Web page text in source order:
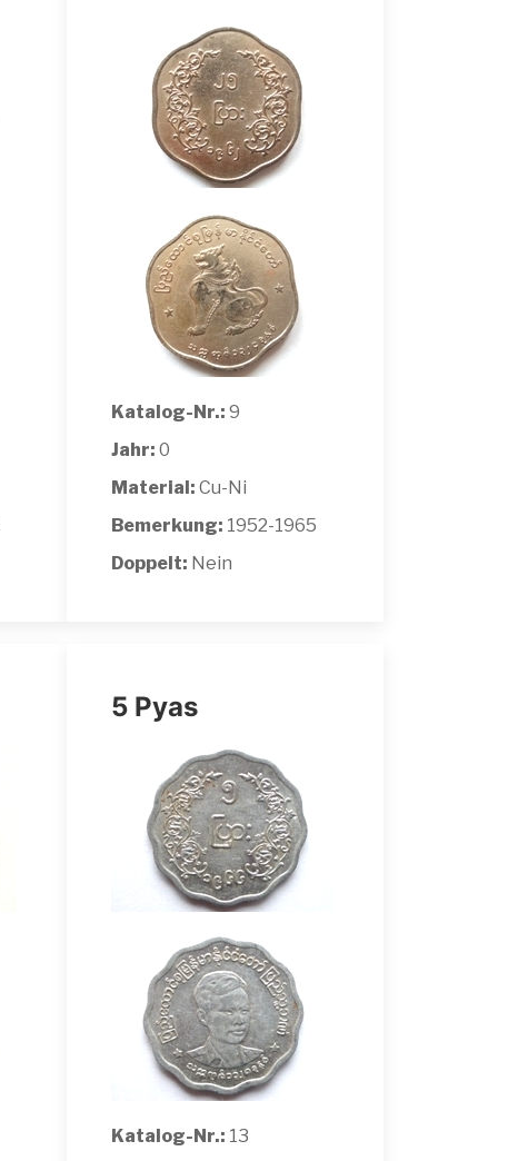
Katalog-Nr.: 9
Jahr: 0
Material: Cu-Ni
Bemerkung: 1952-1965
Doppelt: Nein
5 Pyas
Katalog-Nr.: 13